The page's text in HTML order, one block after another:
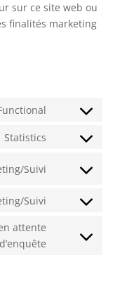
sur ce site web ou
finalités marketing
Consent
wordpress
Statistics
Consent
service
analytics
Suivi
Consent
service
recaptcha
Suivi
Consent
service
attente
d’enquête
Consent